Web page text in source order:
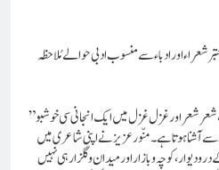
شعراء اور ادباء سے منسوب ادبی حوالے مُلاحظہ
”جینوئن شاعر کے کلام میں مصرعہ مصرعہ، شعر شعر اور غزل غزل میں ایک انجانی سی خوشبو
آشنا ہوتا ہے۔ منّور عزیز نے اپنی شاعری میں
کوچہ و بازار اور میدان و گلزار ہی نہیں